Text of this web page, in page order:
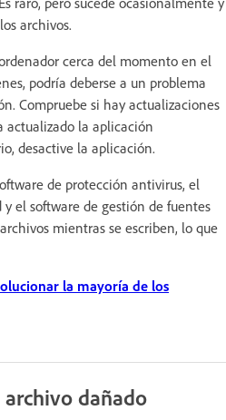
archivos.
cerca del momento en el
podría deberse a un problema
Compruebe si hay actualizaciones
actualizado la aplicación
desactive la aplicación.
de protección antivirus, el
el software de gestión de fuentes
mientras se escriben, lo que
la mayoría de los
dañado